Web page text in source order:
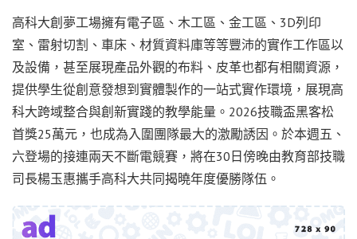
高科大創夢工場擁有電子區、木工區、金工區、3D列印
室、雷射切割、車床、材質資料庫等等豐沛的實作工作區以
及設備，甚至展現產品外觀的布料、皮革也都有相關資源，
提供學生從創意發想到實體製作的一站式實作環境，展現高
科大跨域整合與創新實踐的教學能量。2026技職盃黑客松
首獎25萬元，也成為入圍團隊最大的激勵誘因。於本週五、
六登場的接連兩天不斷電競賽，將在30日傍晚由教育部技職
司長楊玉惠攜手高科大共同揭曉年度優勝隊伍。